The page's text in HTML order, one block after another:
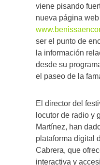
viene pisando
nueva página web
ser el punto de
la información
desde su
el paseo de la
El director del
locutor de radio y
Martínez, han
plataforma digital
Cabrera, que
interactiva y